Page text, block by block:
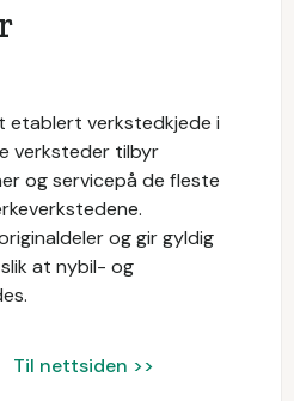
etablert verkstedkjede i
verksteder tilbyr
og servicepå de fleste
og gir gyldig
at nybil- og
Til nettsiden >>